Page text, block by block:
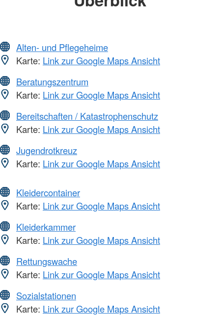
Alten- und Pflegeheime
Karte: Link zur Google Maps Ansicht
Beratungszentrum
Karte: Link zur Google Maps Ansicht
Bereitschaften / Katastrophenschutz
Karte: Link zur Google Maps Ansicht
Jugendrotkreuz
Karte: Link zur Google Maps Ansicht
Kleidercontainer
Karte: Link zur Google Maps Ansicht
Kleiderkammer
Karte: Link zur Google Maps Ansicht
Rettungswache
Karte: Link zur Google Maps Ansicht
Sozialstationen
Karte: Link zur Google Maps Ansicht